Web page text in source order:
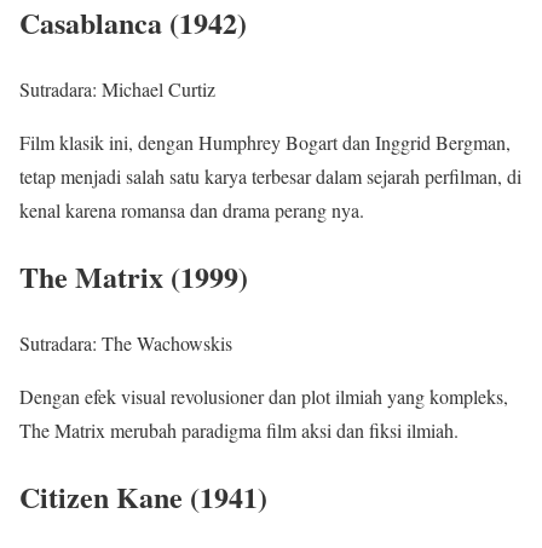
Casablanca (1942)
Sutradara: Michael Curtiz
Film klasik ini, dengan Humphrey Bogart dan Inggrid Bergman,
tetap menjadi salah satu karya terbesar dalam sejarah perfilman, di
kenal karena romansa dan drama perang nya.
The Matrix (1999)
Sutradara: The Wachowskis
Dengan efek visual revolusioner dan plot ilmiah yang kompleks,
The Matrix merubah paradigma film aksi dan fiksi ilmiah.
Citizen Kane (1941)